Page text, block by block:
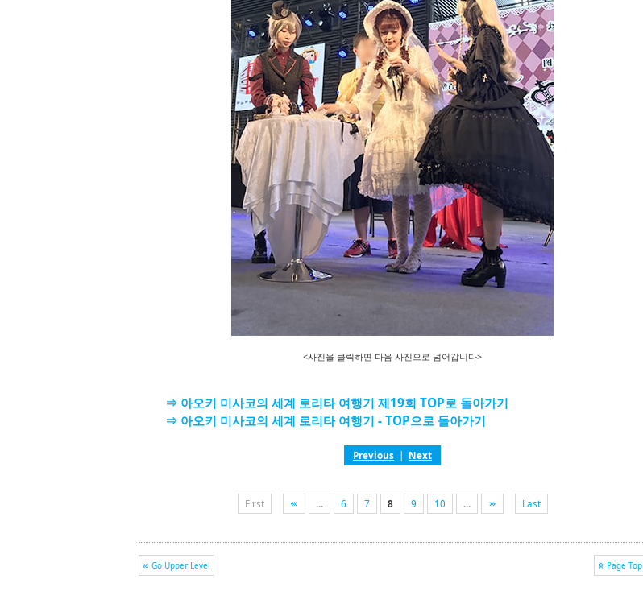
<사진을 클릭하면 다음 사진으로 넘어갑니다>
⇒ 아오키 미사코의 세계 로리타 여행기 제19회 TOP로 돌아가기
⇒ 아오키 미사코의 세계 로리타 여행기 - TOP으로 돌아가기
Previous | Next
First ... 6 7 8 9 10 ... Last
Go Upper Level Page Top